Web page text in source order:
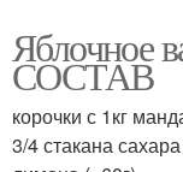
Варение с
Яблочное
СОСТАВ
корочки с 1кг
3/4 стакана